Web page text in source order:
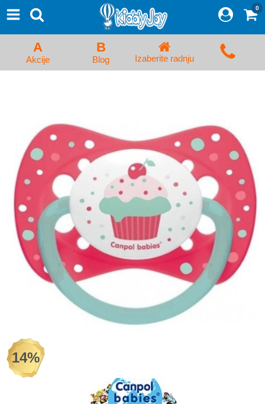
Proizvodi
Početna Prijava/Registracija
Kolica za bebe i dečija kolica
Kreveci, ljuljaške i ležaljke
Kadice, noše i adapteri
Hranilice, flašice i cucle
Monitori, Ogradice i tricikli
Posteljine, vrećice i baldahini
Odeća i obuća
Igračke za bebe i decu
AKCIJA
Prodavnica
0
A
Akcije
B
Blog Izaberite radnju
14%